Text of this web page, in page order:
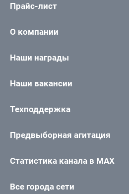
Прайс-лист
О компании
Наши награды
Наши вакансии
Техподдержка
Предвыборная агитация
Статистика канала в MAX
Все города сети